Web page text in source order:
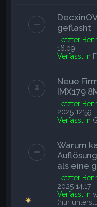
geflasht
Letzter
16:09
Verfasst in
Neue
IMX179
Letzter
2025 12:59
Verfasst in
Warum
als eine
Letzter
2025 14:17
Verfasst in
(nur